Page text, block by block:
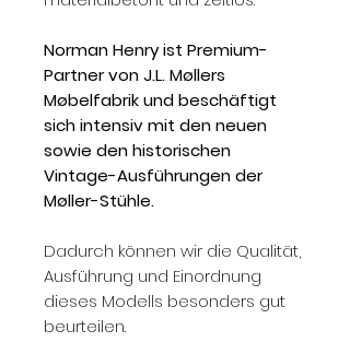
Norman Henry ist Premium-
Partner von J.L. Møllers
Møbelfabrik und beschäftigt
sich intensiv mit den neuen
sowie den historischen
Vintage-Ausführungen der
Møller-Stühle.
Dadurch können wir die Qualität,
Ausführung und Einordnung
dieses Modells besonders gut
beurteilen.